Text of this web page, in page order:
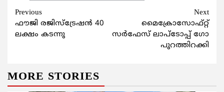
Continue
Reading
Previous
ഫൗജി രജിസ്ട്രേഷൻ 40
ലക്ഷം കടന്നു
Next
മൈക്രോസോഫ്റ്റ്
സര്‍ഫേസ് ലാപ്‌ടോപ്പ് ഗോ
പുറത്തിറക്കി
MORE STORIES